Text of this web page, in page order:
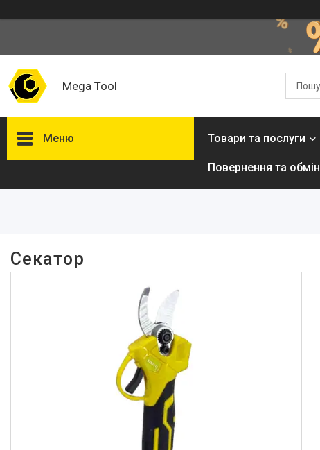
Mega Tool
Меню
Так 4
Товари та послуги
Повернення та обмін
Секатор